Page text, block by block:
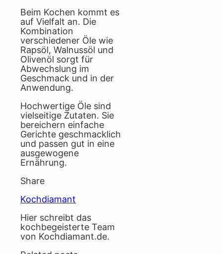
Beim Kochen kommt es
auf Vielfalt an. Die
Kombination
verschiedener Öle wie
Rapsöl, Walnussöl und
Olivenöl sorgt für
Abwechslung im
Geschmack und in der
Anwendung.
Hochwertige Öle sind
vielseitige Zutaten. Sie
bereichern einfache
Gerichte geschmacklich
und passen gut in eine
ausgewogene
Ernährung.
Share
Kochdiamant
Hier schreibt das
kochbegeisterte Team
von Kochdiamant.de.